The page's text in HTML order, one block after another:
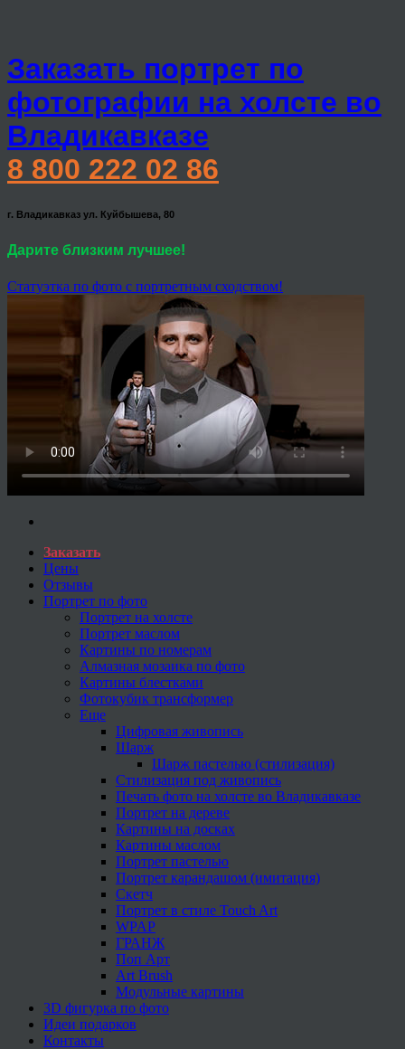
Заказать портрет по
фотографии на холсте во
Владикавказе
8 800 222 02 86
г. Владикавказ ул. Куйбышева, 80
Дарите близким лучшее!
Статуэтка по фото с портретным сходством!
Заказать
Цены
Отзывы
Портрет по фото
Портрет на холсте
Портрет маслом
Картины по номерам
Алмазная мозаика по фото
Картины блестками
Фотокубик трансформер
Еще
Цифровая живопись
Шарж
Шарж пастелью (стилизация)
Стилизация под живопись
Печать фото на холсте во Владикавказе
Портрет на дереве
Картины на досках
Картины маслом
Портрет пастелью
Портрет карандашом (имитация)
Скетч
Портрет в стиле Touch Art
WPAP
ГРАНЖ
Поп Арт
Art Brush
Модульные картины
3D фигурка по фото
Идеи подарков
Контакты